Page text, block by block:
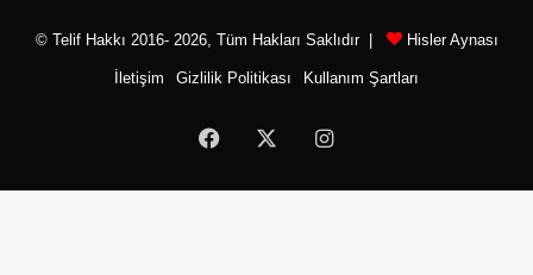
© Telif Hakkı 2016- 2026, Tüm Hakları Saklıdır | Hisler Aynası
İletişim Gizlilik Politikası Kullanım Şartları
Facebook Instagram